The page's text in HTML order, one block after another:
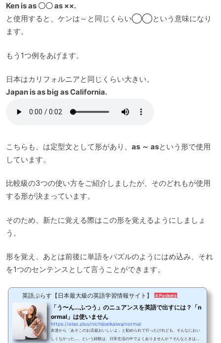
Ken is as 〇〇 as ××.
と使用すると、ケンは～と同じくらい◯◯という意味になり
ます。
もう1つ例をあげます。
日本はカリフォルニアと同じくらい大きい。
Japan is as big as California.
こちらも、は定型文として形があり、 as ～ asという形で使用
しています。
比較級の3つの使い方をご紹介しましたが、そのどれもが使用
する形が決まっています。
そのため、新たに覚える際はこの形を覚えるようにしましょ
う。
形を覚え、あとは前後に単語をパズルのようにはめ込み、それ
を1つのセンテンスとして言うことができます。
英語ぷらす【日本最大級の英語学習情報サイト】 4 Pockets
「う〜ん…ふつう」のニュアンスを英語で出すには？「n
ormal」は使いません
https://eigo.plus/nichijoeikaiwa/normal
友達から「あそこのお店超おいしいよ」と勧められて行ったけれども、そんなにおい
しくなかった…。という経験は、日常生活の中でよくありませんか？そんなときは思